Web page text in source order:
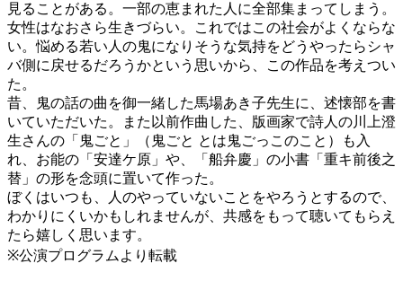
見ることがある。一部の恵まれた人に全部集まってしまう。
女性はなおさら生きづらい。これではこの社会がよくならな
い。悩める若い人の鬼になりそうな気持をどうやったらシャ
バ側に戻せるだろうかという思いから、この作品を考えつい
た。
昔、鬼の話の曲を御一緒した馬場あき子先生に、述懐部を書
いていただいた。また以前作曲した、版画家で詩人の川上澄
生さんの「鬼ごと」（鬼ごと とは鬼ごっこのこと）も入
れ、お能の「安達ケ原」や、「船弁慶」の小書「重キ前後之
替」の形を念頭に置いて作った。
ぼくはいつも、人のやっていないことをやろうとするので、
わかりにくいかもしれませんが、共感をもって聴いてもらえ
たら嬉しく思います。
※公演プログラムより転載